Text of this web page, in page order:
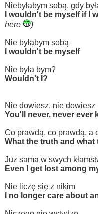
Niebyłabym sobą, gdy
I wouldn't be myself if I
here
)
Nie byłabym sobą
I wouldn't be myself
Nie była bym?
Wouldn't I?
Nie dowiesz, nie dowiesz
You'll never, never ever
Co prawdą, co prawdą, a
What the truth and what
Już sama w swych
Even I get lost among
Nie liczę się z nikim
I no longer care about